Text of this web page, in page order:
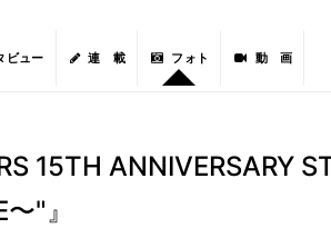
ビュー 連 載 フォト 動 画
15TH ANNIVERSARY
"』